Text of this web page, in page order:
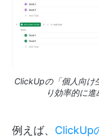
ClickUpの「個人向け
り効率的に進
例えば、 ClickUp